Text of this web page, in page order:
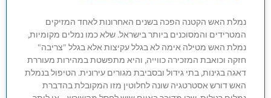
נמלת האש הקטנה הפכה בשנים האחרונות לאחד המזיקים
המטרידים והמסוכנים ביותר בישראל. שלא כמו נמלים מקומיות,
נמלת האש מטילה אימה לא בגלל עקיצות אלא בגלל "צריבה"
חזקה וכואבת המזכירה כווייה, והיא מתפשטת במהירות מעוררת
דאגה בגינות, בתי גידול ובסביבת מגורים עירונית. הטיפול בנמלת
האש דורש אסטרטגיה שונה לחלוטין מזו המקובלת בהדברת